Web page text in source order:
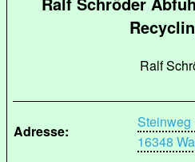
Ralf
Adresse:
Steinweg
16348